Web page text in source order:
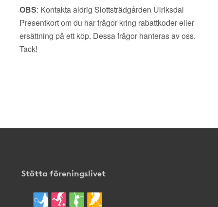
OBS: Kontakta aldrig Slottsträdgården Ulriksdal
Presentkort om du har frågor kring rabattkoder eller
ersättning på ett köp. Dessa frågor hanteras av oss.
Tack!
Stötta föreningslivet